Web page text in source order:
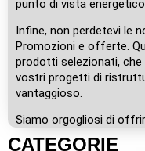
punto di vista
Infine, non perdetevi le
Promozioni e offerte.
prodotti selezionati, che
vostri progetti di
vantaggioso.
Siamo orgogliosi di
CATEGORIE